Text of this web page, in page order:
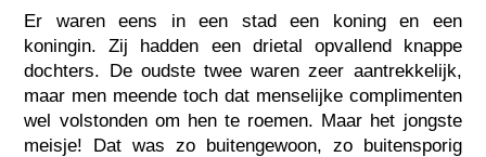
Er waren eens in een stad een koning en een
koningin. Zij hadden een drietal opvallend knappe
dochters. De oudste twee waren zeer aantrekkelijk,
maar men meende toch dat menselijke complimenten
wel volstonden om hen te roemen. Maar het jongste
meisje! Dat was zo buitengewoon, zo buitensporig